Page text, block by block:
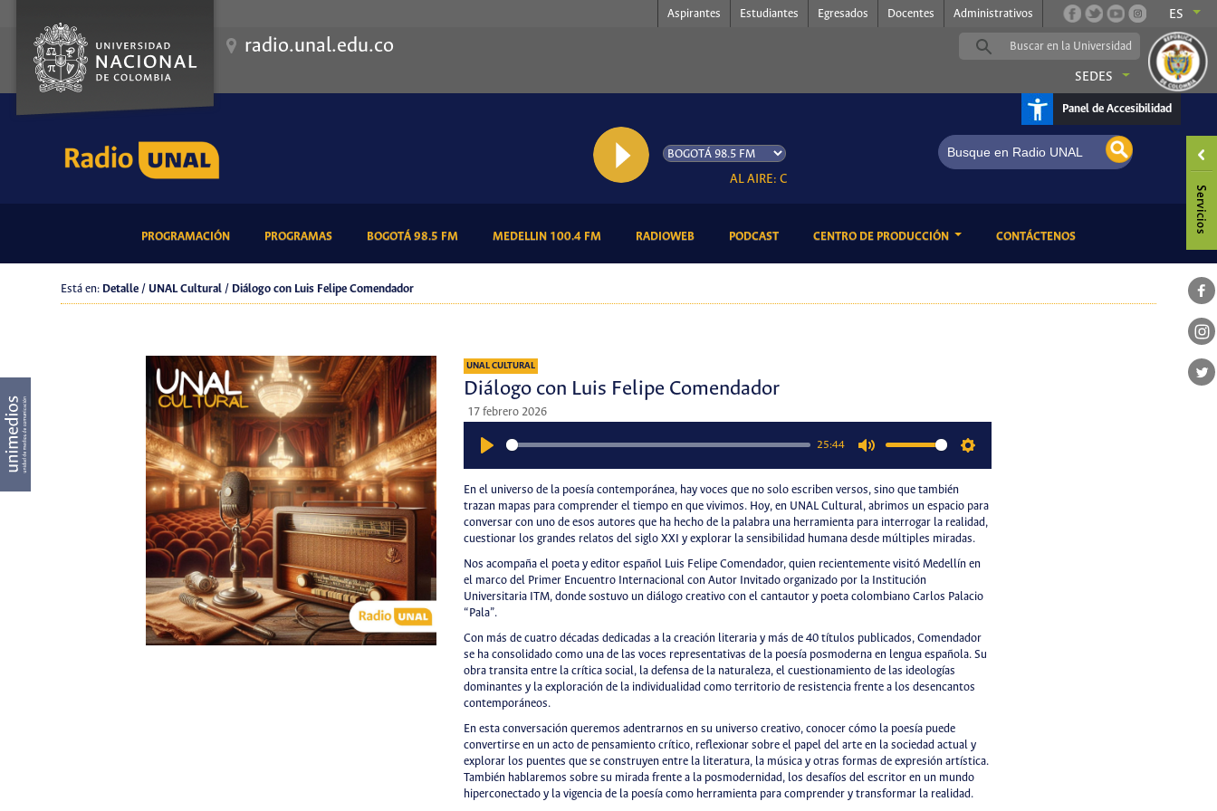
Aspirantes Estudiantes Egresados Docentes Administrativos ES
radio.unal.edu.co
SEDES
Panel de Accesibilidad
AL AIRE: Con Alma de Niños
PROGRAMACIÓN(CURRENT)PROGRAMAS(CURRENT)BOGOTÁ 98.5 FM(CURRENT)MEDELLIN 100.4 FM(CURRENT)RADIOWEB(CURRENT)PODCAST(CURRENT)CENTRO DE PRODUCCIÓN CONTÁCTENOS(CURRENT)
Está en: Detalle / UNAL Cultural / Diálogo con Luis Felipe Comendador
UNAL CULTURAL
Diálogo con Luis Felipe Comendador
17 febrero 2026
25:44
En el universo de la poesía contemporánea, hay voces que no solo escriben versos, sino que también
trazan mapas para comprender el tiempo en que vivimos. Hoy, en UNAL Cultural, abrimos un espacio para
conversar con uno de esos autores que ha hecho de la palabra una herramienta para interrogar la realidad,
cuestionar los grandes relatos del siglo XXI y explorar la sensibilidad humana desde múltiples miradas.
Nos acompaña el poeta y editor español Luis Felipe Comendador, quien recientemente visitó Medellín en
el marco del Primer Encuentro Internacional con Autor Invitado organizado por la Institución
Universitaria ITM, donde sostuvo un diálogo creativo con el cantautor y poeta colombiano Carlos Palacio
“Pala”.
Con más de cuatro décadas dedicadas a la creación literaria y más de 40 títulos publicados, Comendador
se ha consolidado como una de las voces representativas de la poesía posmoderna en lengua española. Su
obra transita entre la crítica social, la defensa de la naturaleza, el cuestionamiento de las ideologías
dominantes y la exploración de la individualidad como territorio de resistencia frente a los desencantos
contemporáneos.
En esta conversación queremos adentrarnos en su universo creativo, conocer cómo la poesía puede
convertirse en un acto de pensamiento crítico, reflexionar sobre el papel del arte en la sociedad actual y
explorar los puentes que se construyen entre la literatura, la música y otras formas de expresión artística.
También hablaremos sobre su mirada frente a la posmodernidad, los desafíos del escritor en un mundo
hiperconectado y la vigencia de la poesía como herramienta para comprender y transformar la realidad.